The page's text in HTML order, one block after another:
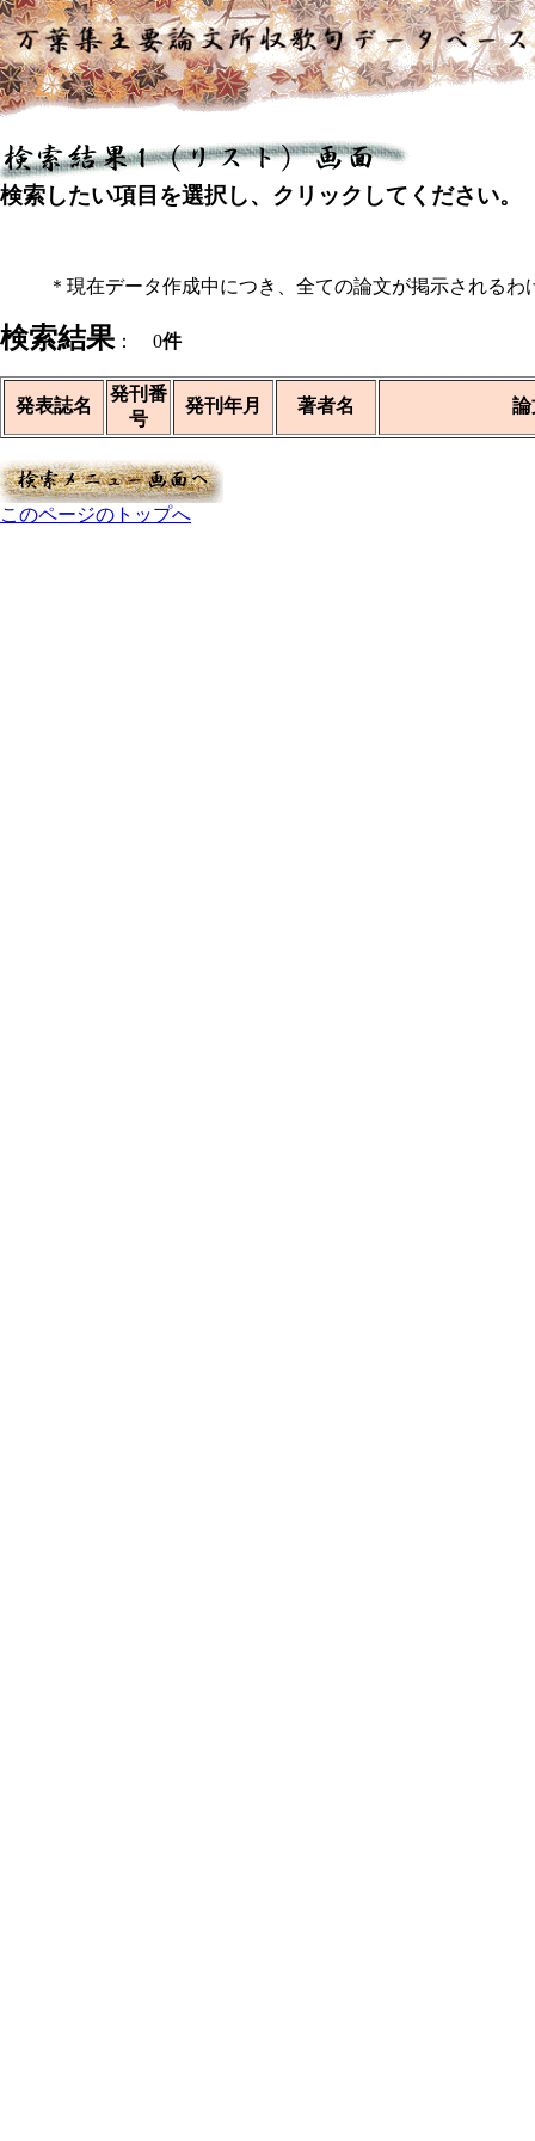
検索したい項目を選択し、クリックしてください。
＊現在データ作成中につき、全ての論文が掲示されるわ
検索結果 ： 0件
発表誌名
発刊番
号
発刊年月 著者名 論
このページのトップへ